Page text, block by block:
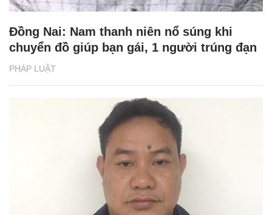
PHÁP LUẬT
Đồng Nai: Nam thanh niên nổ súng khi
chuyển đồ giúp bạn gái, 1 người trúng đạn